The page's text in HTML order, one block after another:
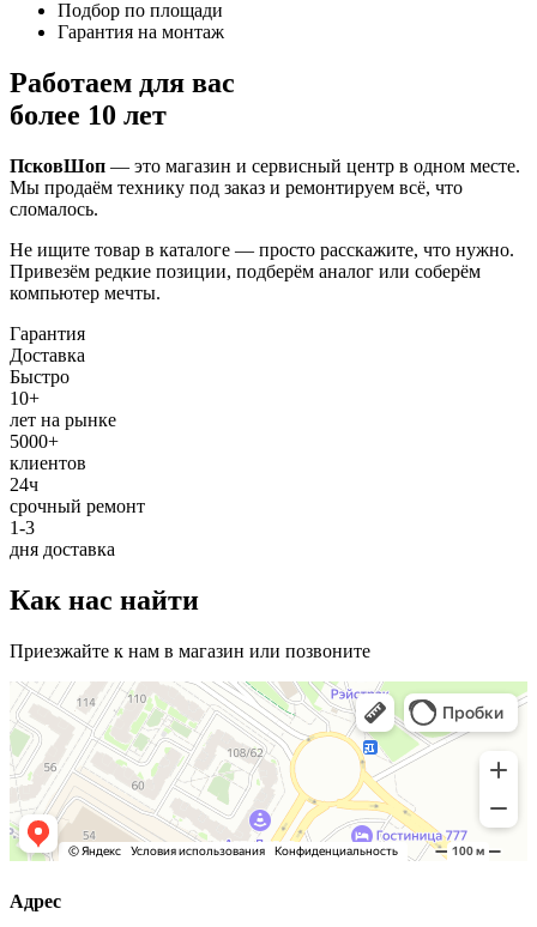
Подбор по площади
Гарантия на монтаж
Работаем для вас
более 10 лет
ПсковШоп — это магазин и сервисный центр в одном месте.
Мы продаём технику под заказ и ремонтируем всё, что
сломалось.
Не ищите товар в каталоге — просто расскажите, что нужно.
Привезём редкие позиции, подберём аналог или соберём
компьютер мечты.
Гарантия
Доставка
Быстро
10+
лет на рынке
5000+
клиентов
24ч
срочный ремонт
1-3
дня доставка
Как нас найти
Приезжайте к нам в магазин или позвоните
Адрес